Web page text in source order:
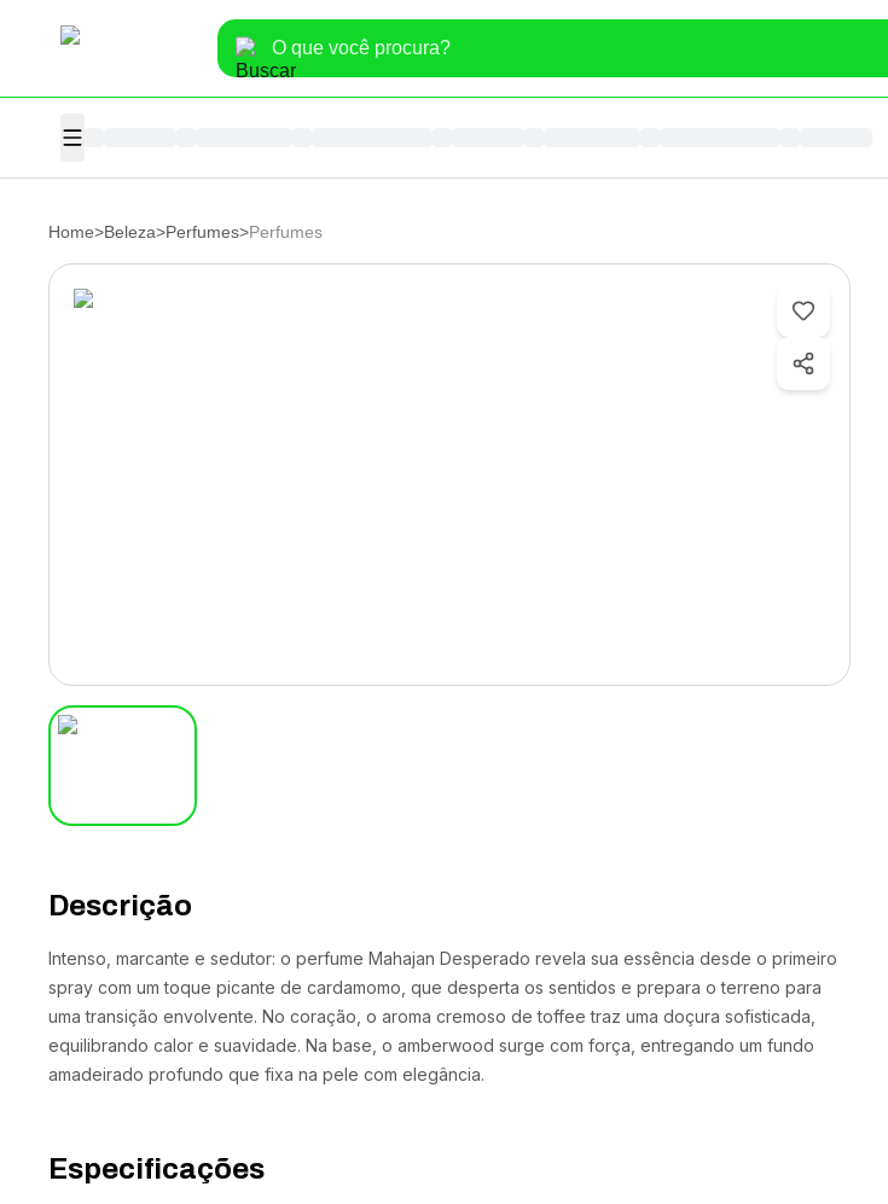
Home>Beleza>Perfumes>Perfumes
Descrição
Intenso, marcante e sedutor: o perfume Mahajan Desperado revela sua essência desde o primeiro
spray com um toque picante de cardamomo, que desperta os sentidos e prepara o terreno para
uma transição envolvente. No coração, o aroma cremoso de toffee traz uma doçura sofisticada,
equilibrando calor e suavidade. Na base, o amberwood surge com força, entregando um fundo
amadeirado profundo que fixa na pele com elegância.
Especificações